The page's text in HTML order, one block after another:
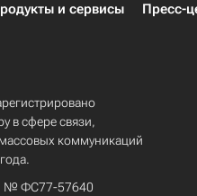
и сервисы Пресс-
в сфере связи,
коммуникаций
№ ФС77-57640